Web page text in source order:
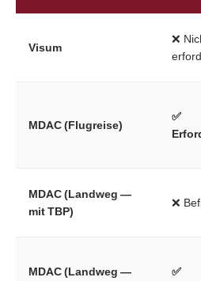
Visum
❌
MDAC (Flugreise)
✅
MDAC (Landweg —
mit TBP)
❌
MDAC (Landweg —
✅